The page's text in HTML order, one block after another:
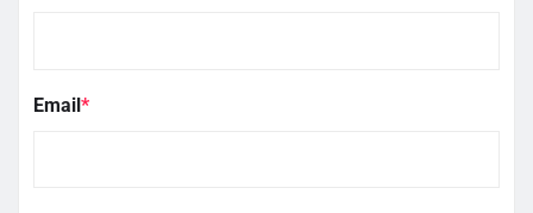
Email*